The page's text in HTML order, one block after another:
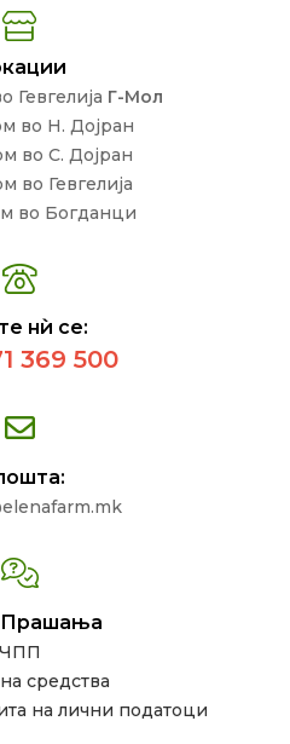
Гевгелија Г-Мол
во Н. Дојран
во С. Дојран
во Гевгелија
во Богданци
нѝ се:
369 500
ЧПП
средства
на лични податоци